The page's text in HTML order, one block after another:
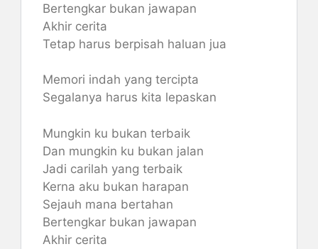
Bertengkar bukan jawapan
Akhir cerita
Tetap harus berpisah haluan jua
Memori indah yang tercipta
Segalanya harus kita lepaskan
Mungkin ku bukan terbaik
Dan mungkin ku bukan jalan
Jadi carilah yang terbaik
Kerna aku bukan harapan
Sejauh mana bertahan
Bertengkar bukan jawapan
Akhir cerita